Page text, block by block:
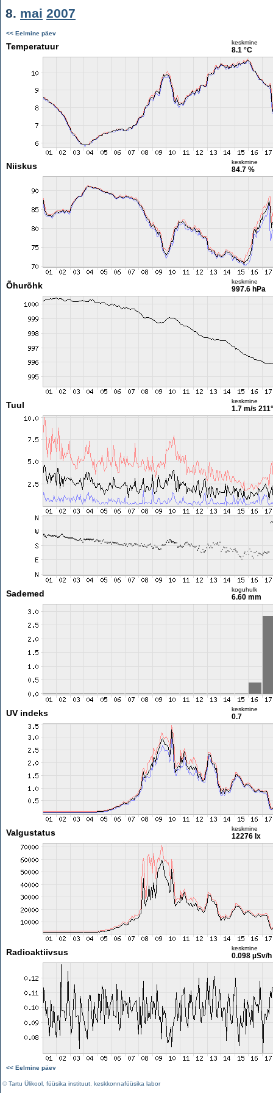
8. mai 2007
<< Eelmine päev
Temperatuur keskmine
8.1 °C
Niiskus keskmine
84.7 %
Õhurõhk keskmine
997.6 hPa
Tuul keskmine
1.7 m/s 211°
Sademed koguhulk
6.60 mm
UV indeks keskmine
0.7
Valgustatus keskmine
12276 lx
Radioaktiivsus keskmine
0.098 µSv/h
<< Eelmine päev
©Tartu Ülikool füüsika instituut keskkonnafüüsika labor